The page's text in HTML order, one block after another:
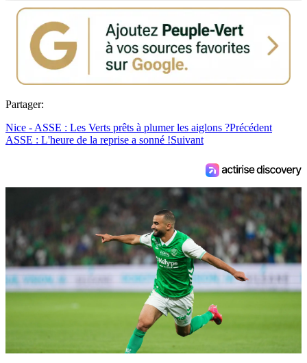
Partager:
Nice - ASSE : Les Verts prêts à plumer les aiglons ?Précédent
ASSE : L'heure de la reprise a sonné !Suivant